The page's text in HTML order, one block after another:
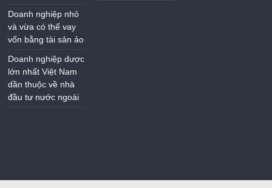
Doanh nghiệp nhỏ
và vừa có thể vay
vốn bằng tài sản ảo
Doanh nghiệp dược
lớn nhất Việt Nam
dần thuộc về nhà
đầu tư nước ngoài